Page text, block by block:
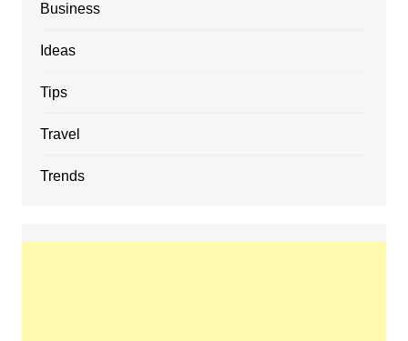
Business
Ideas
Tips
Travel
Trends